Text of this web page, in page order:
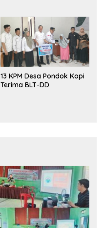
13 KPM Desa Pondok Kopi
Terima BLT-DD